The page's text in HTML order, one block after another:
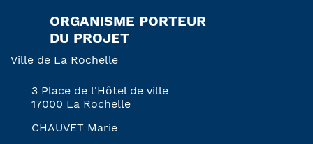
ORGANISME PORTEUR
DU PROJET
Ville de La Rochelle
3 Place de l'Hôtel de ville
17000 La Rochelle
CHAUVET Marie